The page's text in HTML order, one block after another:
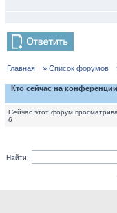
Главная » Список форумов
Кто сейчас на конференции
Сейчас этот форум
6
Найти: